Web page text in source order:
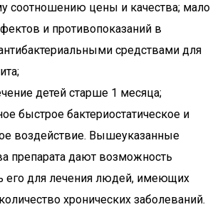
соотношению цены и качества; мало
и противопоказаний в
средствами для
детей старше 1 месяца;
быстрое бактериостатическое и
воздействие. Вышеуказанные
препарата дают возможность
его для лечения людей, имеющих
хронических заболеваний.